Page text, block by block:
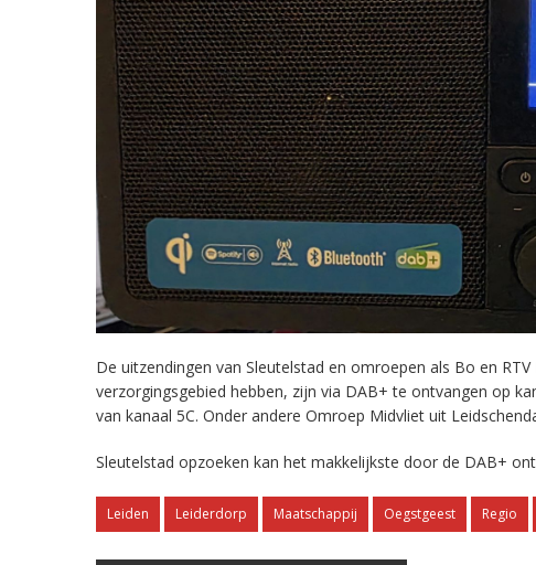
De uitzendingen van Sleutelstad en omroepen als Bo en
verzorgingsgebied hebben, zijn via DAB+ te ontvangen op
van kanaal 5C. Onder andere Omroep Midvliet uit
Sleutelstad opzoeken kan het makkelijkste door de DAB+
Leiden Leiderdorp Maatschappij Oegstgeest Regio